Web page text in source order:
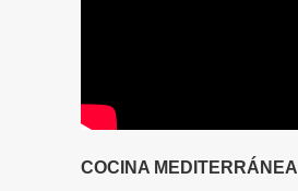
COCINA MEDITERRÁNEA